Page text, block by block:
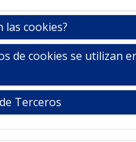
las cookies?
de cookies se utilizan
Terceros
Comunicaciones